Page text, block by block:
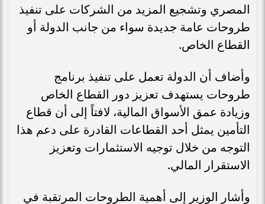
المصري وتشجيع المزيد من الشركات على تنفيذ
طروحات عامة جديدة سواء من جانب الدولة أو
القطاع الخاص.
وأضاف أن الدولة تعمل على تنفيذ برنامج
طروحات يستهدف تعزيز دور القطاع الخاص
وزيادة عمق الأسواق المالية، لافتاً إلى أن قطاع
التأمين يمثل أحد القطاعات القادرة على دعم هذا
التوجه من خلال توجيه الاستثمارات وتعزيز
الاستقرار المالي.
وأشار الوزير إلى أهمية الطروحات المرتقبة في